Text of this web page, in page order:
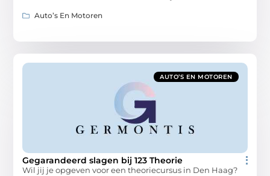
Auto’s En Motoren
AUTO’S EN MOTOREN
Gegarandeerd slagen bij 123 Theorie
Wil jij je opgeven voor een theoriecursus in Den Haag?